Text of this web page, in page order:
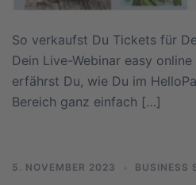
So verkaufst Du Tickets für
Dein Live-Webinar easy
erfährst Du, wie Du im
Bereich ganz einfach […]
5. NOVEMBER 2023 BUSINESS